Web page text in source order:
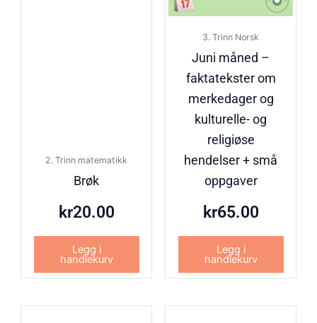
2. Trinn matematikk
Brøk
kr20.00
Legg i
handlekurv
3. Trinn Norsk
Juni måned –
faktatekster om
merkedager og
kulturelle- og
religiøse
hendelser + små
oppgaver
kr65.00
Legg i
handlekurv